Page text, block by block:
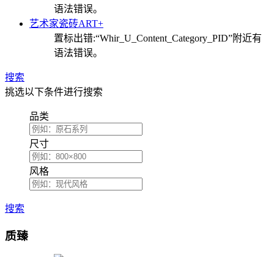
语法错误。
艺术家瓷砖ART+
置标出错:“Whir_U_Content_Category_PID”附近有
语法错误。
搜索
挑选以下条件进行搜索
品类
尺寸
风格
搜索
质臻